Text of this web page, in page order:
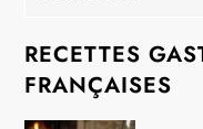
RECETTES
FRANÇAISES